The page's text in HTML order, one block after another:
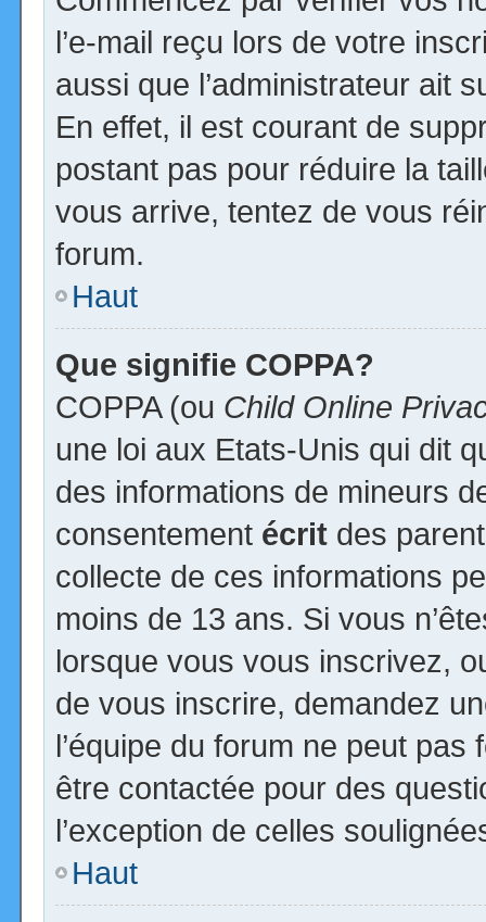
l’e-mail reçu lors de votre
aussi que l’administrateur ait
En effet, il est courant de
postant pas pour réduire la
vous arrive, tentez de vous
forum.
Haut
Que signifie COPPA?
COPPA (ou Child Online
une loi aux Etats-Unis qui dit
des informations de mineurs
consentement écrit des
collecte de ces informations
moins de 13 ans. Si vous
lorsque vous vous inscrivez,
de vous inscrire, demandez
l’équipe du forum ne peut
être contactée pour des
l’exception de celles
Haut